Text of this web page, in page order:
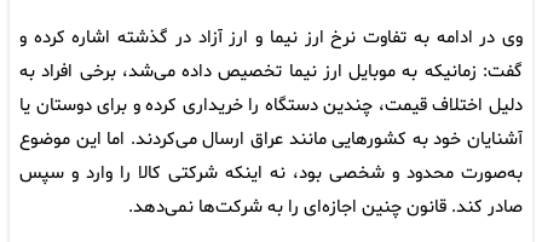
وی در ادامه به تفاوت نرخ ارز نیما و ارز آزاد در گذشته اشاره کرده و
گفت: زمانیکه به موبایل ارز نیما تخصیص داده می‌شد، برخی افراد به
دلیل اختلاف قیمت، چندین دستگاه را خریداری کرده و برای دوستان یا
آشنایان خود به کشورهایی مانند عراق ارسال می‌کردند. اما این موضوع
به‌صورت محدود و شخصی بود، نه اینکه شرکتی کالا را وارد و سپس
صادر کند. قانون چنین اجازه‌ای را به شرکت‌ها نمی‌دهد.